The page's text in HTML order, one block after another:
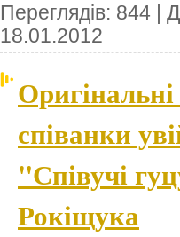
Переглядів: 844 |
18.01.2012
співанки
"Співучі
Рокіщука